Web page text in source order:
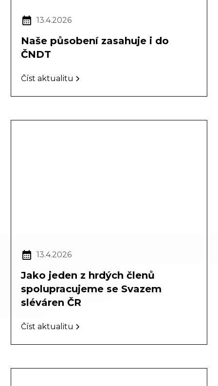
13.4.2026
Naše působení zasahuje i do
ČNDT
Číst aktualitu
13.4.2026
Jako jeden z hrdých členů
spolupracujeme se Svazem
sléváren ČR
Číst aktualitu